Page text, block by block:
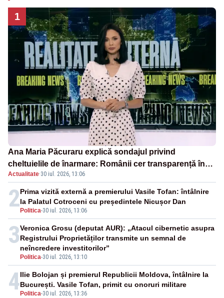
1
Ana Maria Păcuraru explică sondajul privind
cheltuielile de înarmare: Românii cer transparență în
achiziții și un echilibru între partenerii externi
Actualitate·30 iul. 2026, 13:06
2 Politica-30 iul. 2026, 13:06
Prima vizită externă a premierului Vasile Tofan: întâlnire
la Palatul Cotroceni cu președintele Nicușor Dan
3
Politica-30 iul. 2026, 13:10
Veronica Grosu (deputat AUR): „Atacul cibernetic asupra
Registrului Proprietăților transmite un semnal de
neîncredere investitorilor”
4 Politica-30 iul. 2026, 13:36
Ilie Bolojan și premierul Republicii Moldova, întâlnire la
București. Vasile Tofan, primit cu onoruri militare